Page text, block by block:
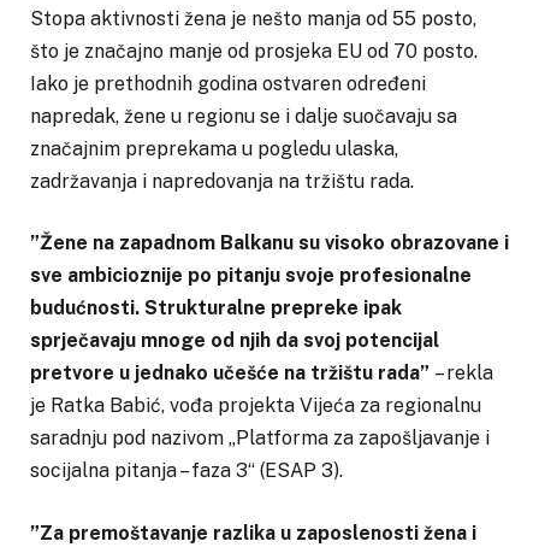
Stopa aktivnosti žena je nešto manja od 55 posto,
što je značajno manje od prosjeka EU od 70 posto.
Iako je prethodnih godina ostvaren određeni
napredak, žene u regionu se i dalje suočavaju sa
značajnim preprekama u pogledu ulaska,
zadržavanja i napredovanja na tržištu rada.
”Žene na zapadnom Balkanu su visoko obrazovane i
sve ambicioznije po pitanju svoje profesionalne
budućnosti. Strukturalne prepreke ipak
sprječavaju mnoge od njih da svoj potencijal
pretvore u jednako učešće na tržištu rada” – rekla
je Ratka Babić, vođa projekta Vijeća za regionalnu
saradnju pod nazivom „Platforma za zapošljavanje i
socijalna pitanja – faza 3“ (ESAP 3).
”Za premoštavanje razlika u zaposlenosti žena i